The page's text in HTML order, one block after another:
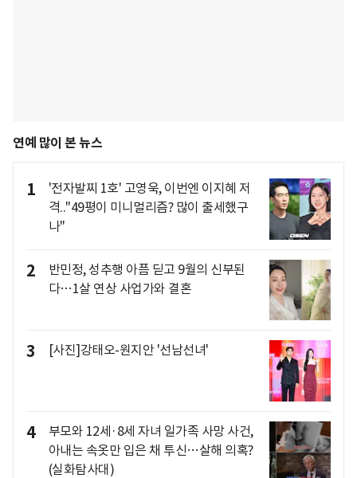
연예 많이 본 뉴스
1
'전자발찌 1호' 고영욱, 이번엔 이지혜 저
격.."49평이 미니멀리즘? 많이 출세했구
나"
2
반민정, 성추행 아픔 딛고 9월의 신부된
다…1살 연상 사업가와 결혼
3 [사진]강태오-원지안 '선남선녀'
4
부모와 12세·8세 자녀 일가족 사망 사건,
아내는 속옷만 입은 채 투신…살해 의혹?
(실화탐사대)